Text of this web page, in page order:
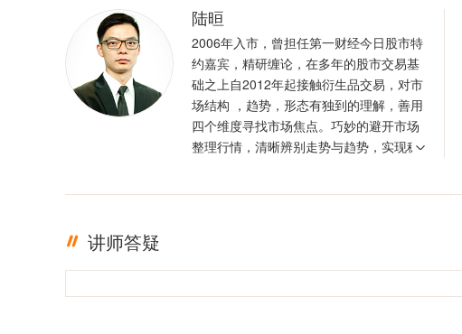
陆晅
2006年入市，曾担任第一财经今日股市特
约嘉宾，精研缠论，在多年的股市交易基
础之上自2012年起接触衍生品交易，对市
场结构 ，趋势，形态有独到的理解，善用
四个维度寻找市场焦点。巧妙的避开市场
整理行情，清晰辨别走势与趋势，实现稳
讲师答疑